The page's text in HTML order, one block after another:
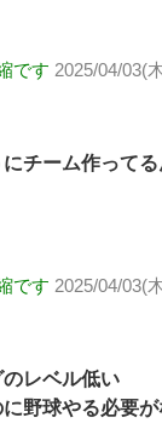
です 2025/04/03(
チーム作って
です 2025/04/03(
レベル低い
野球やる必要